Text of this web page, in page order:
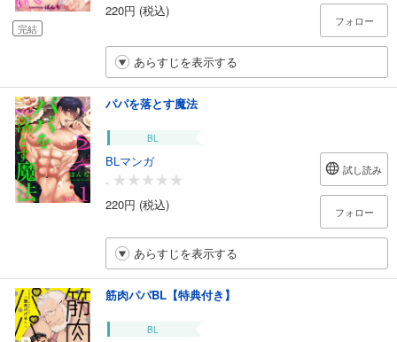
完結
220円 (税込)
フォロー
あらすじを表示する
パパを落とす魔法
BL
BLマンガ
-
220円 (税込)
試し読み
フォロー
あらすじを表示する
筋肉パパBL【特典付き】
BL